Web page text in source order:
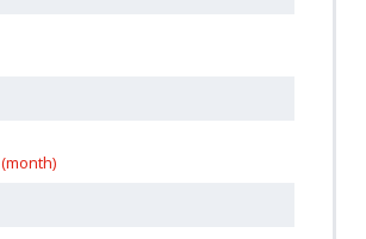
(month)